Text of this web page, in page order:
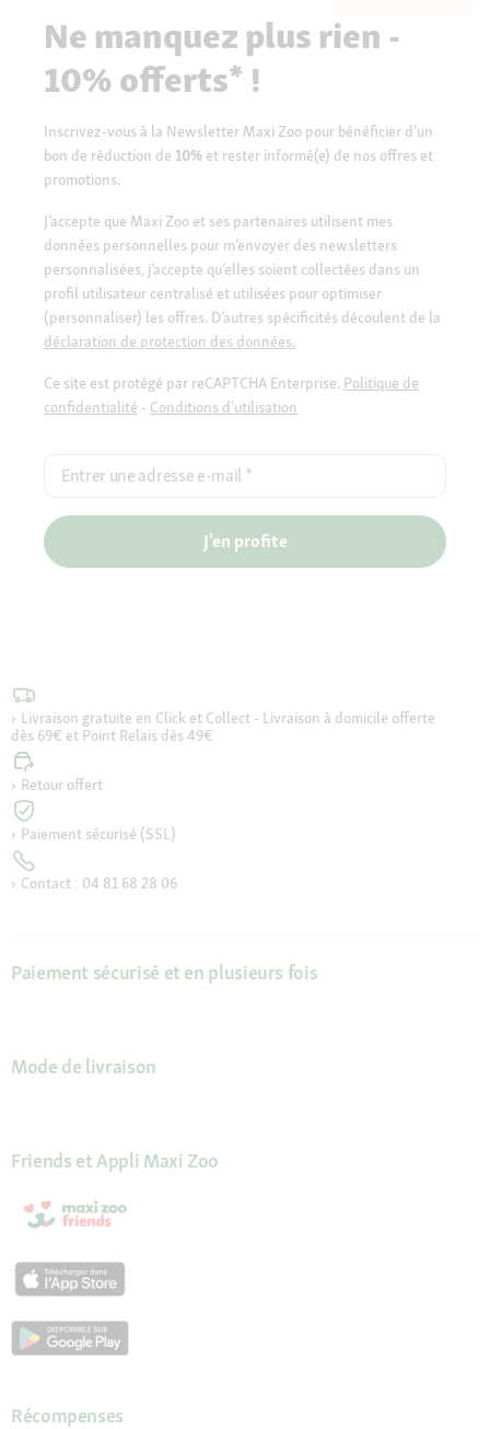
Ne manquez plus rien -
10% offerts* !
Inscrivez-vous à la Newsletter Maxi Zoo pour bénéficier d’un
bon de réduction de 10% et rester informé(e) de nos offres et
promotions.
J’accepte que Maxi Zoo et ses partenaires utilisent mes
données personnelles pour m’envoyer des newsletters
personnalisées, j’accepte qu’elles soient collectées dans un
profil utilisateur centralisé et utilisées pour optimiser
(personnaliser) les offres. D’autres spécificités découlent de la
déclaration de protection des données.
Ce site est protégé par reCAPTCHA Enterprise. Politique de
confidentialité - Conditions d'utilisation
Entrer une adresse e-mail *
J'en profite
Livraison gratuite en Click et Collect - Livraison à domicile offerte
dès 69€ et Point Relais dès 49€
Retour offert
Paiement sécurisé (SSL)
Contact : 04 81 68 28 06
Paiement sécurisé et en plusieurs fois
Mode de livraison
Friends et Appli Maxi Zoo
Récompenses